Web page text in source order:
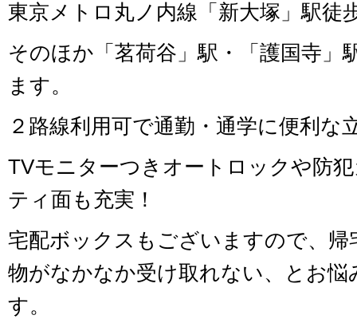
東京メトロ丸ノ内線「新大塚」駅徒
そのほか「茗荷谷」駅・「護国寺」
ます。
２路線利用可で通勤・通学に便利な
TVモニターつきオートロックや防
ティ面も充実！
宅配ボックスもございますので、帰
物がなかなか受け取れない、とお悩
す。